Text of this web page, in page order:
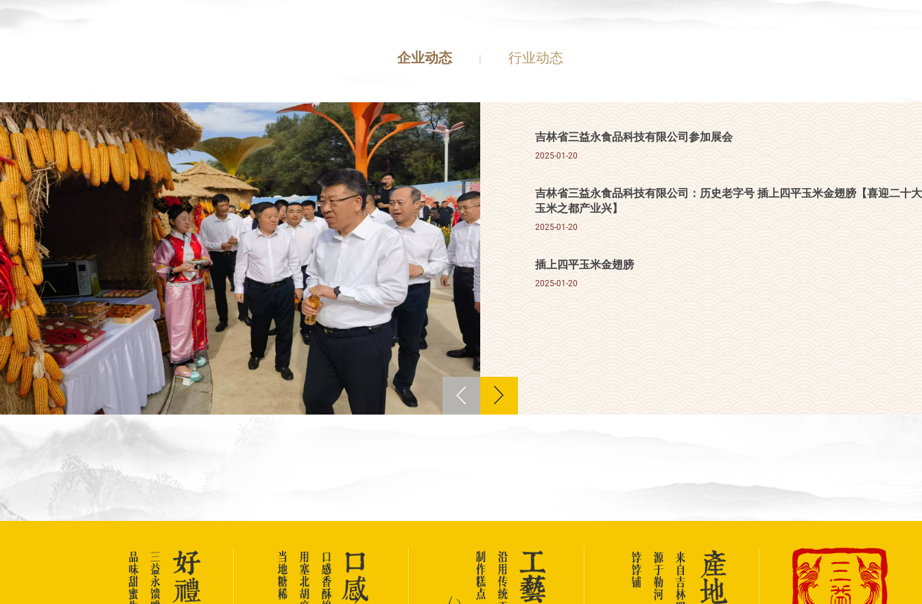
企业动态 | 行业动态
吉林省三益永食品科技有限公司参加展会
2025-01-20
吉林省三益永食品科技有限公司：历史老字号 插上四平玉米金翅膀【喜迎二十大
玉米之都产业兴】
2025-01-20
插上四平玉米金翅膀
2025-01-20